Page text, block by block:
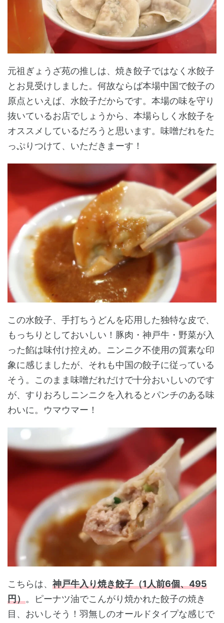
元祖ぎょうざ苑の推しは、焼き餃子ではなく水餃子
とお見受けしました。何故ならば本場中国で餃子の
原点といえば、水餃子だからです。本場の味を守り
抜いているお店でしょうから、本場らしく水餃子を
オススメしているだろうと思います。味噌だれをた
っぷりつけて、いただきまーす！
この水餃子、手打ちうどんを応用した独特な皮で、
もっちりとしておいしい！豚肉・神戸牛・野菜が入
った餡は味付け控えめ。ニンニク不使用の質素な印
象に感じましたが、それも中国の餃子に従っている
そう。このまま味噌だれだけで十分おいしいのです
が、すりおろしニンニクを入れるとパンチのある味
わいに。ウマウマー！
こちらは、 神戸牛入り焼き餃子（1人前6個、495
円）。ピーナツ油でこんがり焼かれた餃子の焼き
目、おいしそう！羽無しのオールドタイプな感じで